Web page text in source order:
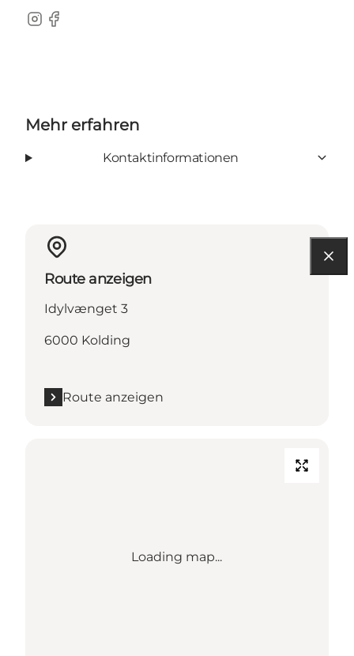
Instagram
Facebook
Mehr erfahren
Kontaktinformationen
Route anzeigen
Idylvænget 3
6000 Kolding
Route anzeigen
Loading map...